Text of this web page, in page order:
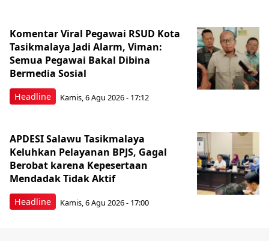
Headline
Komentar Viral Pegawai RSUD Kota
Tasikmalaya Jadi Alarm, Viman:
Semua Pegawai Bakal Dibina
Bermedia Sosial
Kamis, 6 Agu 2026 - 17:12
Headline
APDESI Salawu Tasikmalaya
Keluhkan Pelayanan BPJS, Gagal
Berobat karena Kepesertaan
Mendadak Tidak Aktif
Kamis, 6 Agu 2026 - 17:00